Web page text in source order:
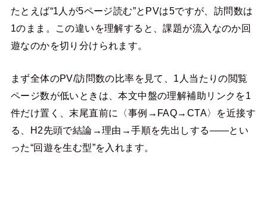
たとえば“1人が5ページ読む”とPVは5ですが、訪問数は
1のまま。この違いを理解すると、課題が流入なのか回
遊なのかを切り分けられます。
まず全体のPV/訪問数の比率を見て、1人当たりの閲覧
ページ数が低いときは、本文中盤の理解補助リンクを1
件だけ置く、末尾直前に〈事例→FAQ→CTA〉を近接す
る、H2先頭で結論→理由→手順を先出しする――とい
った“回遊を生む型”を入れます。